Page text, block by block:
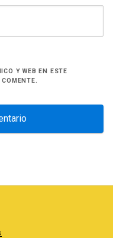
Y WEB EN ESTE